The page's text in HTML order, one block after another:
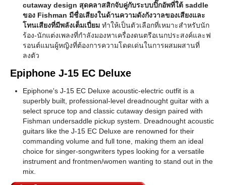
cutaway design สุดคลาสสิกจับคู่กับระบบปิ๊กอัพที่ใต้ saddle
ของ Fishman มีชื่อเสียงในด้านความดังกังวาลของเสียงและ
โทนเสียงที่มีพลังเต็มเปี่ยม ทำให้เป็นตัวเลือกที่เหมาะสำหรับนัก
ร้อง-นักแต่งเพลงที่กำลังมองหาเครื่องดนตรีอเนกประสงค์และฟ
รอนต์แมนผู้หญิงที่ต้องการความโดดเด่นในการผสมผสานที่
ลงตัว
Epiphone J-15 EC Deluxe
Epiphone's J-15 EC Deluxe acoustic-electric outfit is a
superbly built, professional-level dreadnought guitar with a
select spruce top and classic cutaway design paired with
Fishman undersaddle pickup system. Dreadnought acoustic
guitars like the J-15 EC Deluxe are renowned for their
commanding volume and full tone, making them an ideal
choice for singer-songwriters types looking for a versatile
instrument and frontmen/women wanting to stand out in the
mix.